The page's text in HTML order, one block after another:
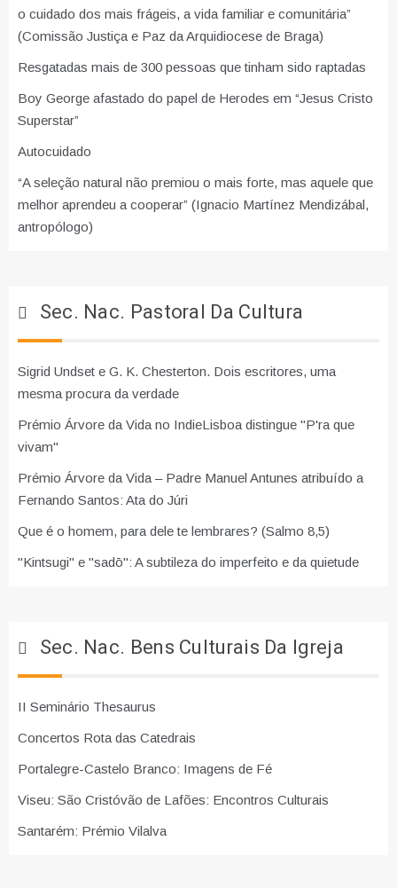
o cuidado dos mais frágeis, a vida familiar e comunitária”
(Comissão Justiça e Paz da Arquidiocese de Braga)
Resgatadas mais de 300 pessoas que tinham sido raptadas
Boy George afastado do papel de Herodes em “Jesus Cristo
Superstar”
Autocuidado
“A seleção natural não premiou o mais forte, mas aquele que
melhor aprendeu a cooperar” (Ignacio Martínez Mendizábal,
antropólogo)
Sec. Nac. Pastoral Da Cultura
Sigrid Undset e G. K. Chesterton. Dois escritores, uma
mesma procura da verdade
Prémio Árvore da Vida no IndieLisboa distingue "P'ra que
vivam"
Prémio Árvore da Vida – Padre Manuel Antunes atribuído a
Fernando Santos: Ata do Júri
Que é o homem, para dele te lembrares? (Salmo 8,5)
"Kintsugi" e "sadō": A subtileza do imperfeito e da quietude
Sec. Nac. Bens Culturais Da Igreja
II Seminário Thesaurus
Concertos Rota das Catedrais
Portalegre-Castelo Branco: Imagens de Fé
Viseu: São Cristóvão de Lafões: Encontros Culturais
Santarém: Prémio Vilalva